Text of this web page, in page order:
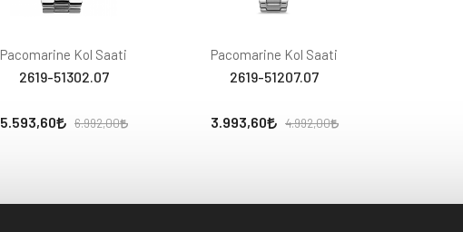
Pacomarine Kol Saati
2619-51302.07
5.593,60 6.992,00
Pacomarine Kol Saati
2619-51207.07
3.993,60 4.992,00